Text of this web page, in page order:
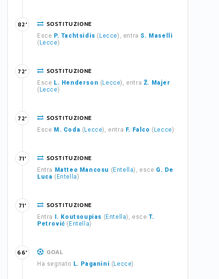
SOSTITUZIONE
Esce P. Tachtsidis ( Lecce), entra S. Maselli
( Lecce)
82'
SOSTITUZIONE
Esce L. Henderson ( Lecce), entra Ž. Majer
( Lecce)
72'
SOSTITUZIONE
Esce M. Coda ( Lecce), entra F. Falco ( Lecce)
72'
SOSTITUZIONE
Entra Matteo Mancosu ( Entella), esce G. De
Luca ( Entella)
71'
SOSTITUZIONE
Entra I. Koutsoupias ( Entella), esceT.
Petrović ( Entella)
71'
GOAL
Ha segnato L. Paganini ( Lecce)
66'